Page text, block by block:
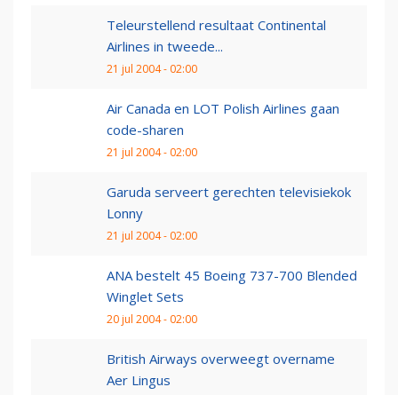
Teleurstellend resultaat Continental
Airlines in tweede...
21 jul 2004 - 02:00
Air Canada en LOT Polish Airlines gaan
code-sharen
21 jul 2004 - 02:00
Garuda serveert gerechten televisiekok
Lonny
21 jul 2004 - 02:00
ANA bestelt 45 Boeing 737-700 Blended
Winglet Sets
20 jul 2004 - 02:00
British Airways overweegt overname
Aer Lingus